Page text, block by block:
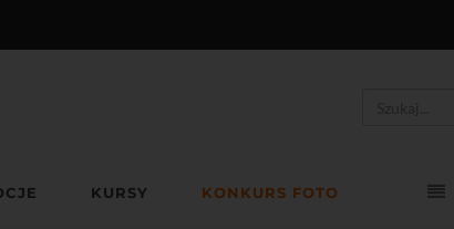
KURSY KONKURS FOTO